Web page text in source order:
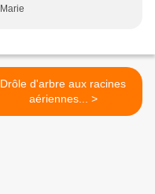
Drôle d'arbre aux racines
aériennes... >